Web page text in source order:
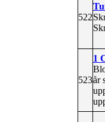
522
523
1
år